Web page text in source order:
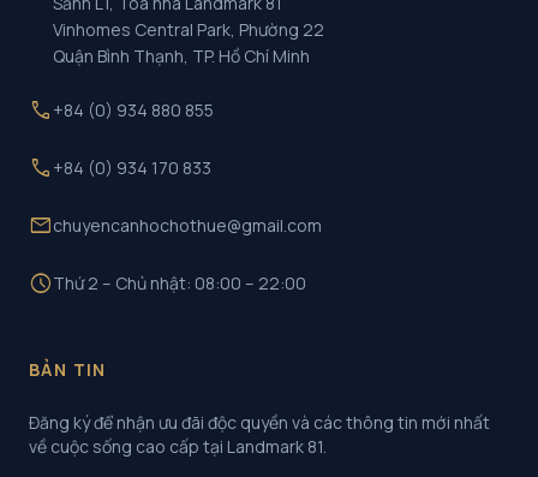
Vinhomes Central Park, Phường 22
Quận Bình Thạnh, TP. Hồ Chí Minh
call +84 (0) 934 880 855
call +84 (0) 934 170 833
mailchuyencanhochothue@gmail.com
scheduleThứ 2 – Chủ nhật: 08:00 – 22:00
BẢN TIN
Đăng ký để nhận ưu đãi độc quyền và các thông tin mới nhất
về cuộc sống cao cấp tại Landmark 81.